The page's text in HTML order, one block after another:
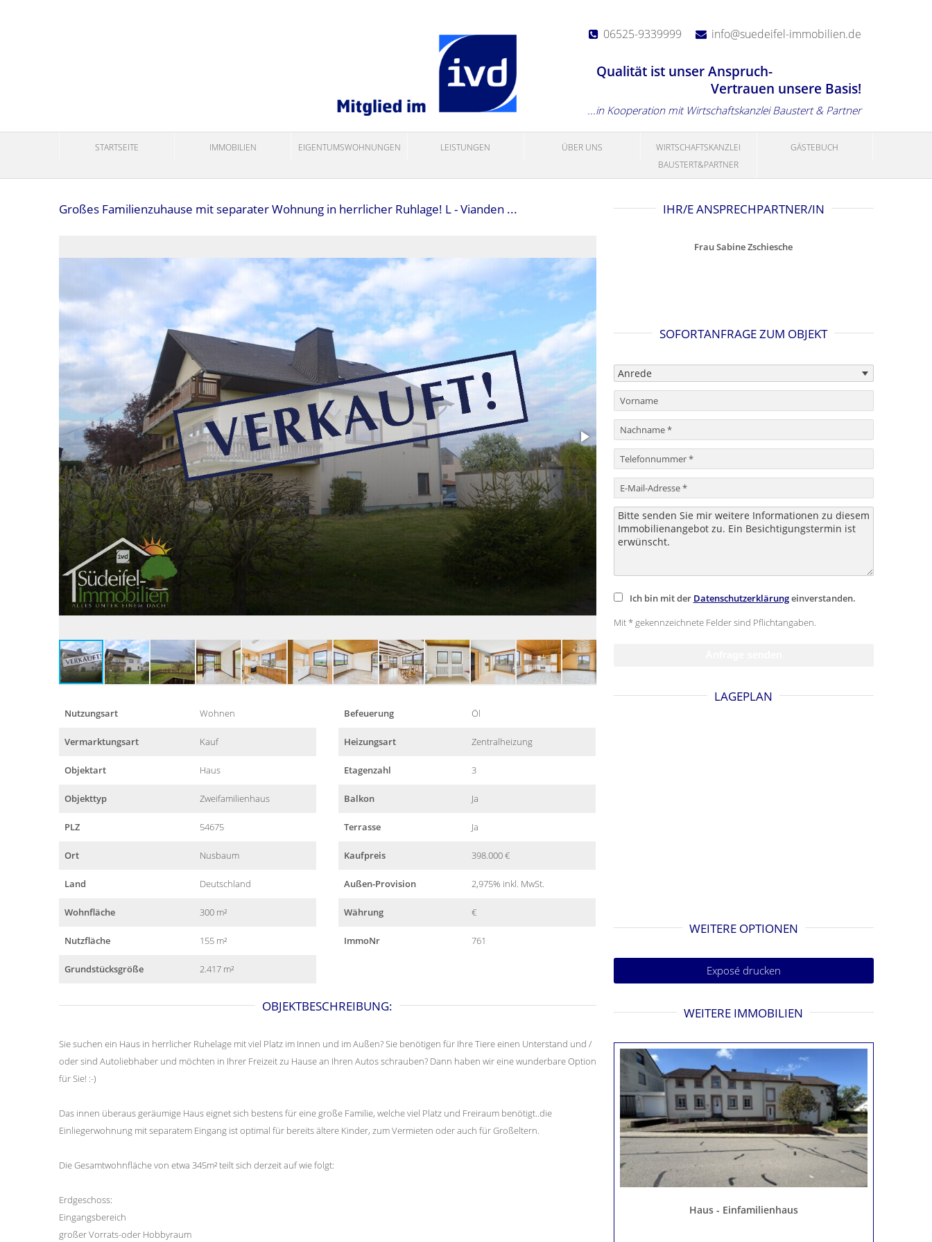
06525-9339999 info@suedeifel-immobilien.de
Qualität ist unser Anspruch-
Vertrauen unsere Basis!
...in Kooperation mit Wirtschaftskanzlei Baustert & Partner
STARTSEITE IMMOBILIEN EIGENTUMSWOHNUNGEN LEISTUNGEN ÜBER UNS
WIRTSCHAFTSKANZLEI
BAUSTERT&PARTNER
GÄSTEBUCH
Großes Familienzuhause mit separater Wohnung in herrlicher Ruhlage! L - Vianden ...
Nutzungsart Wohnen
Vermarktungsart Kauf
Objektart Haus
Objekttyp Zweifamilienhaus
PLZ 54675
Ort Nusbaum
Land Deutschland
Wohnfläche 300 m²
Nutzfläche 155 m²
Grundstücksgröße 2.417 m²
Befeuerung Öl
Heizungsart Zentralheizung
Etagenzahl 3
Balkon Ja
Terrasse Ja
Kaufpreis 398.000 €
Außen-Provision 2,975% inkl. MwSt.
Währung €
ImmoNr 761
OBJEKTBESCHREIBUNG:
Sie suchen ein Haus in herrlicher Ruhelage mit viel Platz im Innen und im Außen? Sie benötigen für Ihre Tiere einen Unterstand und /
oder sind Autoliebhaber und möchten in Ihrer Freizeit zu Hause an Ihren Autos schrauben? Dann haben wir eine wunderbare Option
für Sie! :-)
Das innen überaus geräumige Haus eignet sich bestens für eine große Familie, welche viel Platz und Freiraum benötigt..die
Einliegerwohnung mit separatem Eingang ist optimal für bereits ältere Kinder, zum Vermieten oder auch für Großeltern.
Die Gesamtwohnfläche von etwa 345m² teilt sich derzeit auf wie folgt:
Erdgeschoss:
Eingangsbereich
großer Vorrats-oder Hobbyraum
IHR/E ANSPRECHPARTNER/IN
Frau Sabine Zschiesche
SOFORTANFRAGE ZUM OBJEKT
Ich bin mit der Datenschutzerklärungeinverstanden.
Mit * gekennzeichnete Felder sind Pflichtangaben.
LAGEPLAN
WEITERE OPTIONEN
Exposé drucken
WEITERE IMMOBILIEN
Haus - Einfamilienhaus